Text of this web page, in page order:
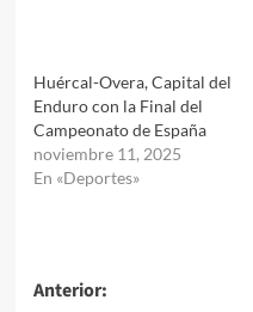
Huércal-Overa, Capital del
Enduro con la Final del
Campeonato de España
noviembre 11, 2025
En «Deportes»
Navegación
Anterior: